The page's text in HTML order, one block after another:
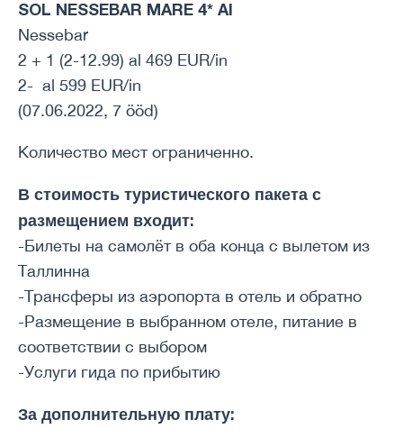
SOL NESSEBAR MARE 4* AI
Nessebar
2 + 1 (2-12.99) al 469 EUR/in
2- al 599 EUR/in
(07.06.2022, 7 ööd)
Количество мест ограниченно.
В стоимость туристического пакета с
размещением входит:
-Билеты на самолёт в оба конца с вылетом из
Таллинна
-Трансферы из аэропорта в отель и обратно
-Размещение в выбранном отеле, питание в
соответствии с выбором
-Услуги гида по прибытию
За дополнительную плату: